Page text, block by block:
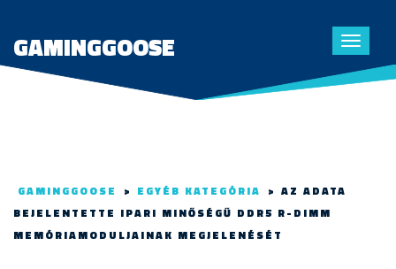
Toggle
GAMINGGOOSE
GAMINGGOOSE > EGYÉB KATEGÓRIA > AZ ADATA
BEJELENTETTE IPARI MINŐSÉGŰ DDR5 R-DIMM
MEMÓRIAMODULJAINAK MEGJELENÉSÉT